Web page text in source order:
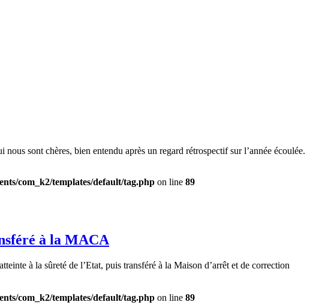
sont chères, bien entendu après un regard rétrospectif sur l’année écoulée.
com_k2/templates/default/tag.php on line 89
à la MACA
à la sûreté de l’Etat, puis transféré à la Maison d’arrêt et de correction
com_k2/templates/default/tag.php on line 89